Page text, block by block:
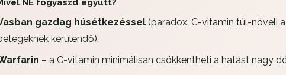
NE fogyaszd együtt?
gazdag húsétkezéssel(paradox: C-vitamin túl-növeli
kerülendő).
– a C-vitamin minimálisan csökkentheti a hatást nagy